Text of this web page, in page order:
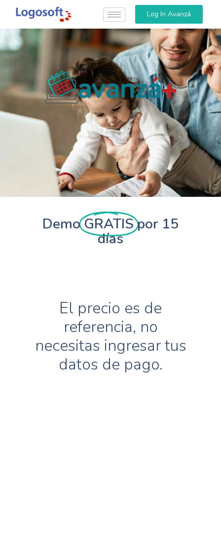
Log In Avanzá
DemoGRATISpor 15
días
El precio es de
referencia, no
necesitas ingresar tus
datos de pago.